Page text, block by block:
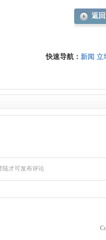
返
快速导航： 新闻 立